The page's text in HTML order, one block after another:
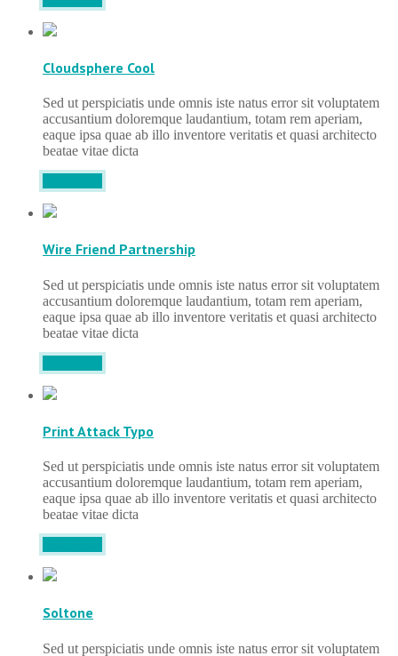
Cloudsphere Cool
Sed ut perspiciatis unde omnis iste natus error sit voluptatem
accusantium doloremque laudantium, totam rem aperiam,
eaque ipsa quae ab illo inventore veritatis et quasi architecto
beatae vitae dicta
Wire Friend Partnership
Sed ut perspiciatis unde omnis iste natus error sit voluptatem
accusantium doloremque laudantium, totam rem aperiam,
eaque ipsa quae ab illo inventore veritatis et quasi architecto
beatae vitae dicta
Print Attack Typo
Sed ut perspiciatis unde omnis iste natus error sit voluptatem
accusantium doloremque laudantium, totam rem aperiam,
eaque ipsa quae ab illo inventore veritatis et quasi architecto
beatae vitae dicta
Soltone
Sed ut perspiciatis unde omnis iste natus error sit voluptatem